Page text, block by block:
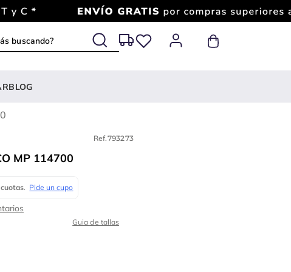
buscando?
BLOG
Ref.793273
MP 114700
Guia de tallas